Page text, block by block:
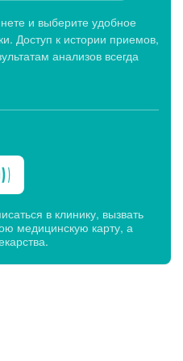
07:00 до 20:00,
ул. Германа Титова,
и выберите удобное
Доступ к истории приемов,
анализов всегда
в клинику, вызвать
медицинскую карту, а